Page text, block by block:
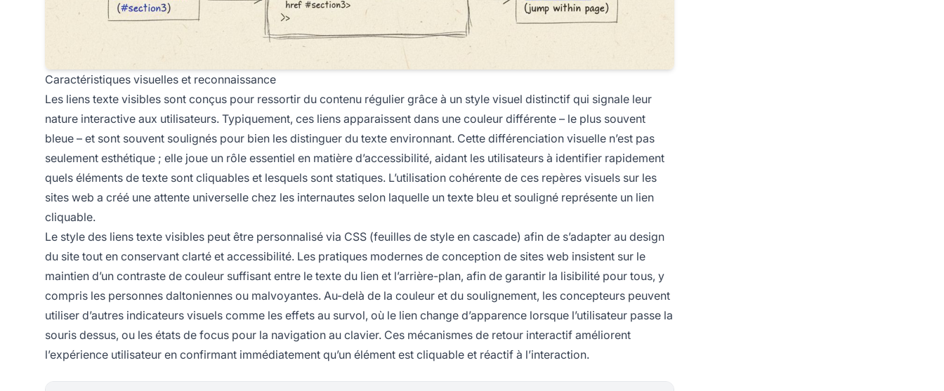
Caractéristiques visuelles et reconnaissance
Les liens texte visibles sont conçus pour ressortir du contenu régulier grâce à un style visuel distinctif qui signale leur
nature interactive aux utilisateurs. Typiquement, ces liens apparaissent dans une couleur différente – le plus souvent
bleue – et sont souvent soulignés pour bien les distinguer du texte environnant. Cette différenciation visuelle n’est pas
seulement esthétique ; elle joue un rôle essentiel en matière d’accessibilité, aidant les utilisateurs à identifier rapidement
quels éléments de texte sont cliquables et lesquels sont statiques. L’utilisation cohérente de ces repères visuels sur les
sites web a créé une attente universelle chez les internautes selon laquelle un texte bleu et souligné représente un lien
cliquable.
Le style des liens texte visibles peut être personnalisé via CSS (feuilles de style en cascade) afin de s’adapter au design
du site tout en conservant clarté et accessibilité. Les pratiques modernes de conception de sites web insistent sur le
maintien d’un contraste de couleur suffisant entre le texte du lien et l’arrière-plan, afin de garantir la lisibilité pour tous, y
compris les personnes daltoniennes ou malvoyantes. Au-delà de la couleur et du soulignement, les concepteurs peuvent
utiliser d’autres indicateurs visuels comme les effets au survol, où le lien change d’apparence lorsque l’utilisateur passe la
souris dessus, ou les états de focus pour la navigation au clavier. Ces mécanismes de retour interactif améliorent
l’expérience utilisateur en confirmant immédiatement qu’un élément est cliquable et réactif à l’interaction.